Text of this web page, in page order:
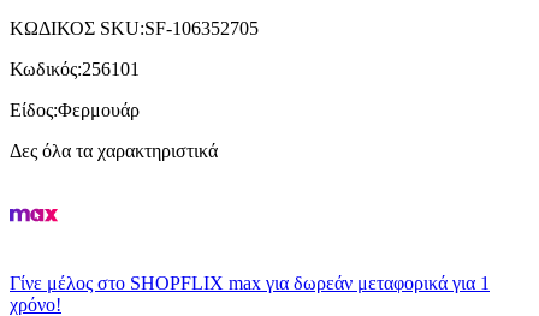
ΚΩΔΙΚΟΣ SKU:SF-106352705
Κωδικός:256101
Είδος:Φερμουάρ
Δες όλα τα χαρακτηριστικά
Γίνε μέλος στο SHOPFLIX max για δωρεάν μεταφορικά για 1
χρόνο!